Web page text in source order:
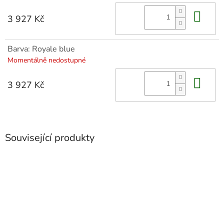
Související produkty
3 927 Kč
Barva: Royale blue
Momentálně nedostupné
3 927 Kč